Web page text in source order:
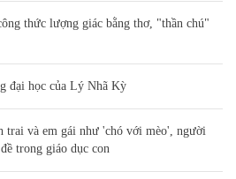
thức lượng giác bằng thơ, "thần chú"
đại học của Lý Nhã Kỳ
trai và em gái như 'chó với mèo', người
trong giáo dục con